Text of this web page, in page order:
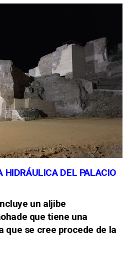
HIDRÁULICA DEL PALACIO
un aljibe
que tiene una
que se cree procede de la